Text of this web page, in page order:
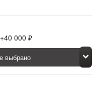
+40 000 ₽